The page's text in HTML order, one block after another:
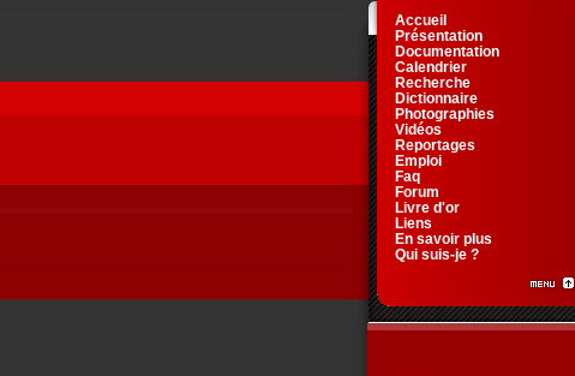
Accueil
Présentation
Documentation
Calendrier
Recherche
Dictionnaire
Photographies
Vidéos
Reportages
Emploi
Faq
Forum
Livre d'or
Liens
En savoir plus
Qui suis-je ?